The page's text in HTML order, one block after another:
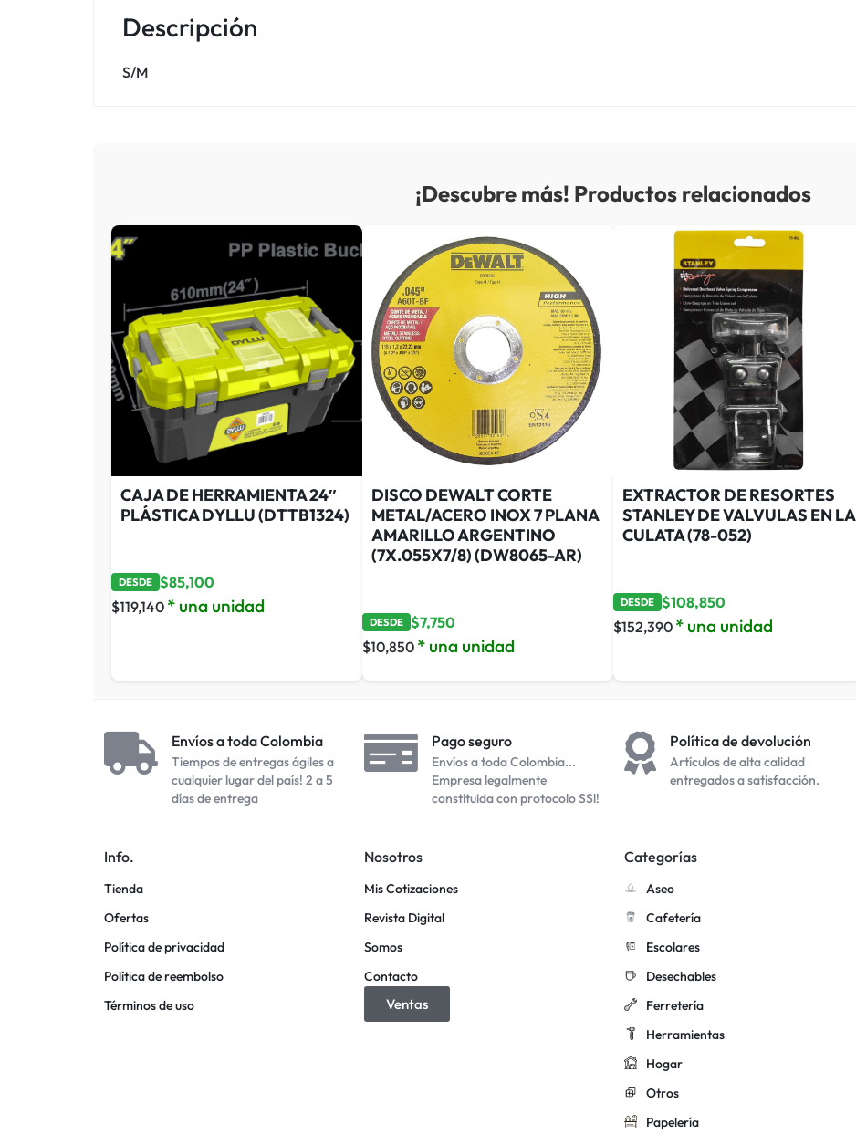
Descripción
S/M
¡Descubre más! Productos relacionados
CAJA DE HERRAMIENTA 24″
PLÁSTICA DYLLU (DTTB1324)
DESDE $85,100
$119,140 * una unidad
DISCO DEWALT CORTE
METAL/ACERO INOX 7 PLANA
AMARILLO ARGENTINO
(7X.055X7/8) (DW8065-AR)
DESDE $7,750
$10,850 * una unidad
EXTRACTOR DE RESORTES
STANLEY DE VALVULAS EN LA
CULATA (78-052)
DESDE $108,850
$152,390 * una unidad
Envíos a toda Colombia
Tiempos de entregas ágiles a
cualquier lugar del país! 2 a 5
días de entrega
Pago seguro
Envíos a toda Colombia...
Empresa legalmente
constituida con protocolo SSl!
Política de devolución
Artículos de alta calidad
entregados a satisfacción.
Info.
Tienda
Ofertas
Política de privacidad
Política de reembolso
Términos de uso
Nosotros
Mis Cotizaciones
Revista Digital
Somos
Contacto
Ventas
Categorías
Aseo
Cafetería
Escolares
Desechables
Ferretería
Herramientas
Hogar
Otros
Papelería